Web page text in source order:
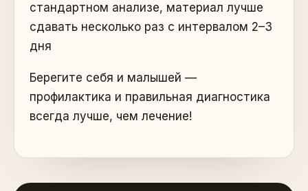
стандартном анализе, материал лучше
сдавать несколько раз с интервалом 2–3
дня
Берегите себя и малышей —
профилактика и правильная диагностика
всегда лучше, чем лечение!